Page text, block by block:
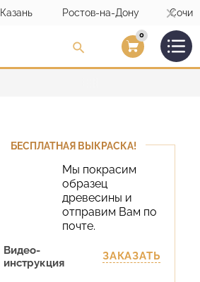
Казань Ростов-на-Дону Сочи
Вход/
0
БЕСПЛАТНАЯ ВЫКРАСКА!
Мы покрасим
образец
древесины и
отправим Вам по
почте.
Видео-
инструкция
ЗАКАЗАТЬ